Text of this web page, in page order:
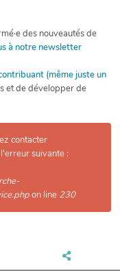
des nouveautés de
à notre newsletter
(même juste un
et de développer de
contacter
suivante :
on line 230